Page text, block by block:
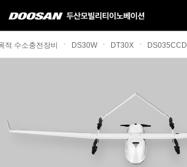
적 수소충전장비 DS30W DT30X DS035CCD